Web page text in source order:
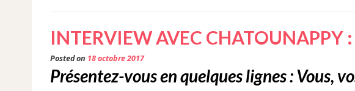
INTERVIEW AVEC CHATOUNAPPY
Posted on 18 octobre 2017
Présentez-vous en quelques lignes : Vous,